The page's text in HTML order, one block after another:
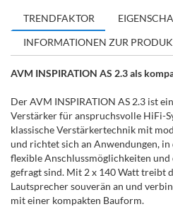
TRENDFAKTOR
INFORMATIONEN ZUR
AVM INSPIRATION AS 2.3 als
Der AVM INSPIRATION AS 2.3 ist
Verstärker für anspruchsvolle HiFi-
klassische Verstärkertechnik mit
und richtet sich an Anwendungen,
flexible Anschlussmöglichkeiten
gefragt sind. Mit 2 x 140 Watt treibt
Lautsprecher souverän an und
mit einer kompakten Bauform.